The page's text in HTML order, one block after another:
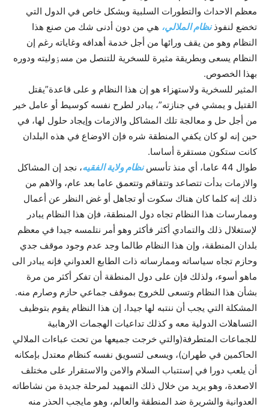
معظم الاحداث والتطورات السلبية وبشکل خاص في الدول التي
تخضع لنفوذنظام الملالي، هي من دون أدنى شك من صنع هذا
النظام وهو من يقف ورائها من أجل خدمة أهدافه وغاياته رغم إن
النظام يسعى وبطريقة مثيرة للسخرية للتنصل من مسٶوليته ودوره
بهذا الخصوص.
المثير للسخرية ولاستهزاء هو إن هذا النظام و على قاعدة”يقتل
القتيل و يمشي في جنازته”، يبادر لطرح نفسه کوسيط أو عامل خير
من أجل حل و معالجة تلك المشاکل والازمات وإيجاد حلول لها، في
حين إنه لو کان يکفي المنطقة شره فإن الاوضاع في هذه البلدان
کانت ستکون مستقرة أساسا.
طوال 44 عاما، أي منذ تأسس
نظام ولاية الفقيه، نجد إن المشاکل
والازمات بدأت تتصاعد وتتفاقم وتتعمق عاما بعد عام، والاهم من
ذلك إنه کلما کان هناك سکوت أو تجاهل أو غض النظر عن أعمال
وممارسات هذا النظام تجاه دول المنطقة، فإن هذا النظام يبادر
لإستغلال ذلك والتمادي أکثر فأکثر وهو أمر نتلمسه جيدا في معظم
بلدان المنطقة، وإن هذا النظام طالما وجد عدم وجود موقف جدي
وحازم تجاه سياساته وممارساته ذات الطابع العدواني فإنه يبادر الى
ماهو أسوء، ولذلك فإن على دول المنطقة أن تفکر أکثر من مرة
بشأن هذا النظام وتسعى للخروج بموقف جماعي حازم وصارم منه.
المشکلة التي يجب أن ننتبه لها جيدا، إن هذا النظام يقوم بتوظيف
التساهلات الدولية معه و کذلك تداعيات الهجمات الارهابية
للجماعات المتطرفة(والتي خرجت جميعها من تحت عباءات الملالي
الحاکمين في طهران)، ويسعى لتسويق نفسه کنظام معتدل بإمکانه
أن يلعب دورا في إستتباب السلام والامن والاستقرار على مختلف
الاصعدة، وهو يريد من خلال ذلك التمهيد لمرحلة جديدة من نشاطاته
العدوانية والشريرة ضد المنطقة والعالم، وهو مايجب الحذر منه